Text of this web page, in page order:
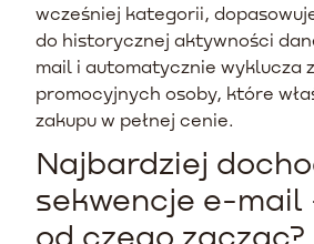
wcześniej kategorii,
do historycznej aktywności
mail i automatycznie wyklucza
promocyjnych osoby, które
zakupu w pełnej cenie.
Najbardziej
sekwencje e-mail
od czego zaczac?